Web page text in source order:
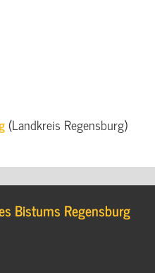
(Landkreis Regensburg)
Bistums Regensburg